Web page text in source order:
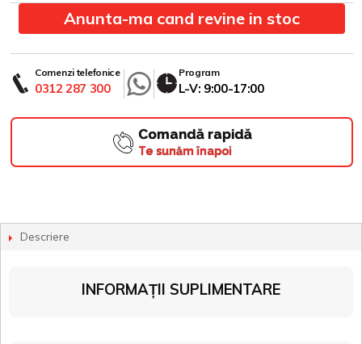
Anunta-ma cand revine in stoc
Comenzi telefonice
0312 287 300
Program
L-V: 9:00-17:00
Comandă rapidă
Te sunăm înapoi
Descriere
INFORMAȚII SUPLIMENTARE